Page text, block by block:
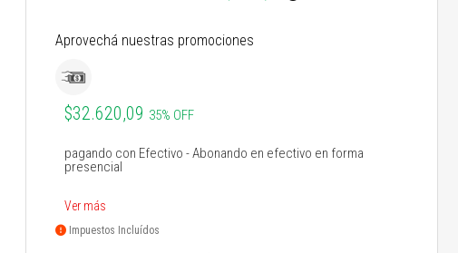
Aprovechá nuestras promociones
$32.620,09 35% OFF
pagando con Efectivo - Abonando en efectivo en forma
presencial
Ver más
Impuestos Incluídos